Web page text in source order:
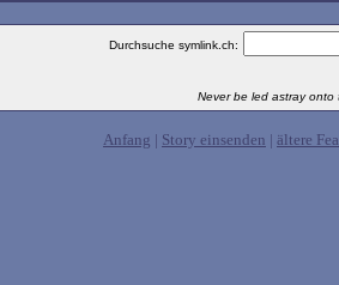
Durchsuche symlink.ch:
Never be led astray onto
Anfang | Story einsenden | ältere